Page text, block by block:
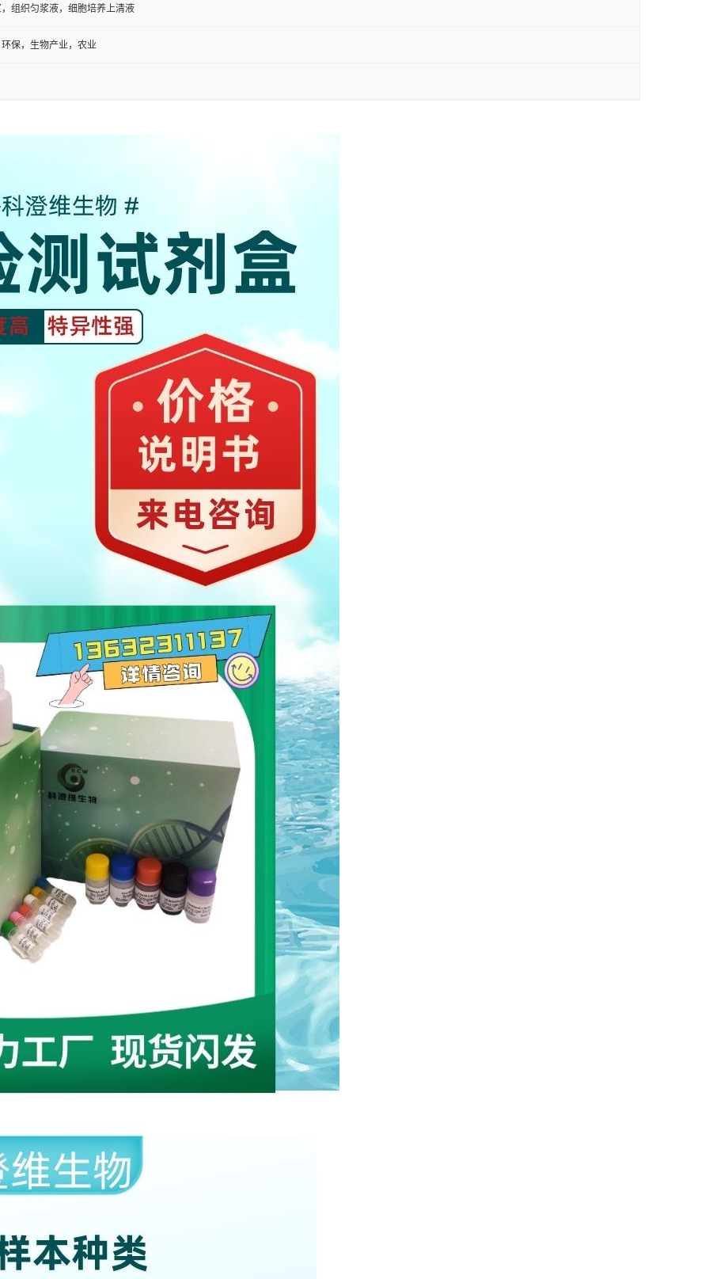
组织匀浆液，细胞培养上清液
保，生物产业，农业